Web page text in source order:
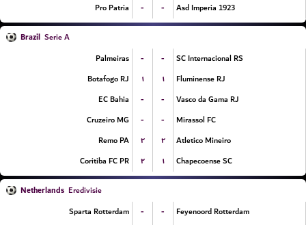
Pro Patria
- - Asd Imperia 1923
Brazil Serie A
Palmeiras
- -
SC Internacional RS
Botafogo RJ
۱ ۱
Fluminense RJ
EC Bahia
- -
Vasco da Gama RJ
Cruzeiro MG
- -
Mirassol FC
Remo PA
۲ ۲
Atletico Mineiro
Coritiba FC PR
۲ ۱ Chapecoense SC
Netherlands Eredivisie
Sparta Rotterdam
- -
Feyenoord Rotterdam